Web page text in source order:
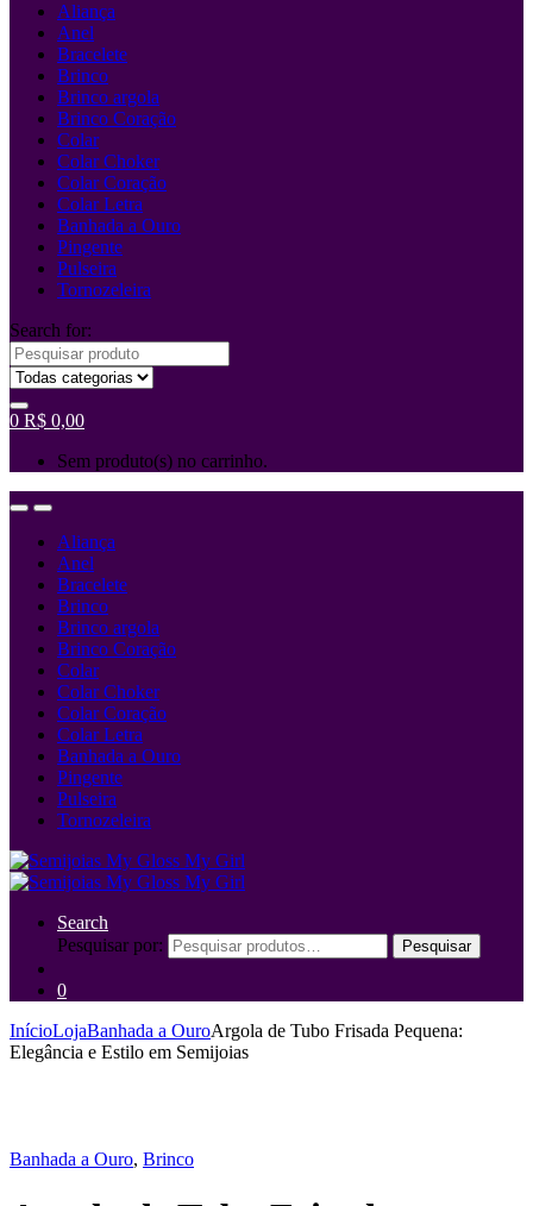
Aliança
Anel
Bracelete
Brinco
Brinco argola
Brinco Coração
Colar
Colar Choker
Colar Coração
Colar Letra
Banhada a Ouro
Pingente
Pulseira
Tornozeleira
Search for:
0 R$ 0,00
Sem produto(s) no carrinho.
Aliança
Anel
Bracelete
Brinco
Brinco argola
Brinco Coração
Colar
Colar Choker
Colar Coração
Colar Letra
Banhada a Ouro
Pingente
Pulseira
Tornozeleira
Search
Pesquisar por:
Pesquisar
0
InícioLojaBanhada a OuroArgola de Tubo Frisada Pequena:
Elegância e Estilo em Semijoias
Banhada a Ouro, Brinco